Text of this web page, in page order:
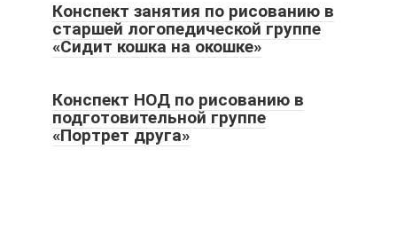
Конспект занятия по рисованию в
старшей логопедической группе
«Сидит кошка на окошке»
Конспект НОД по рисованию в
подготовительной группе
«Портрет друга»